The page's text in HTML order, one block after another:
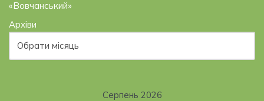
«Вовчанський»
Архіви
Серпень 2026